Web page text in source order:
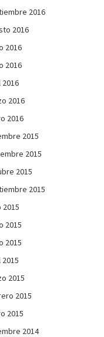
2016
2016
2016
2016
2016
2016
2016
2015
2015
2015
2015
2015
2015
2015
2015
2015
2015
2014